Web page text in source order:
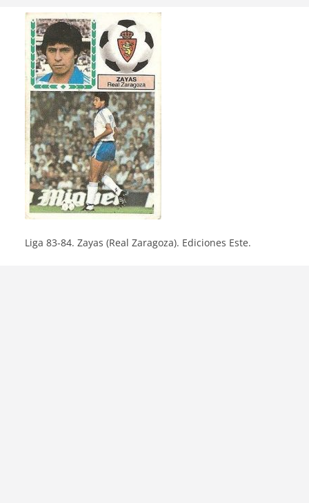
Liga 83-84. Zayas (Real Zaragoza). Ediciones Este.